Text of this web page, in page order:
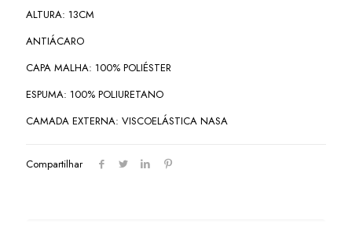
ALTURA: 13CM
ANTIÁCARO
CAPA MALHA: 100% POLIÉSTER
ESPUMA: 100% POLIURETANO
CAMADA EXTERNA: VISCOELÁSTICA NASA
Compartilhar